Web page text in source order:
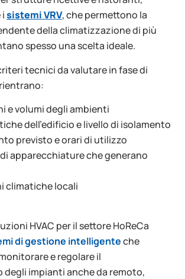
isistemi VRV, che permettono la
della climatizzazione di più
spesso una scelta ideale.
tecnici da valutare in fase di
e volumi degli ambienti
dell’edificio e livello di isolamento
previsto e orari di utilizzo
apparecchiature che generano
climatiche locali
HVAC per il settore HoReCa
di gestione intelligenteche
e regolare il
impianti anche da remoto,